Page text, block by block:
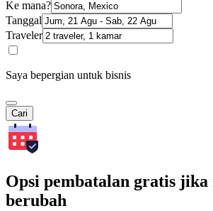
Ke mana?
Tanggal
Traveler
Saya bepergian untuk bisnis
Cari
Opsi pembatalan gratis jika
berubah